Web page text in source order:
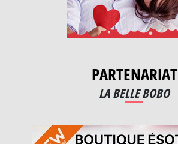
PARTENARIAT
LA BELLE BOBO